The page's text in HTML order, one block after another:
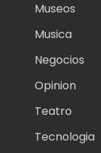
Museos
Musica
Negocios
Opinion
Teatro
Tecnologia